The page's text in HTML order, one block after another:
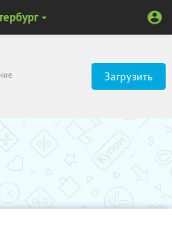
Загрузить